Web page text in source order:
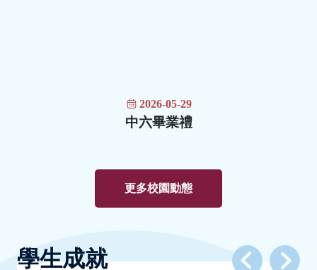
2026-05-29
中六畢業禮
更多校園動態
學生成就